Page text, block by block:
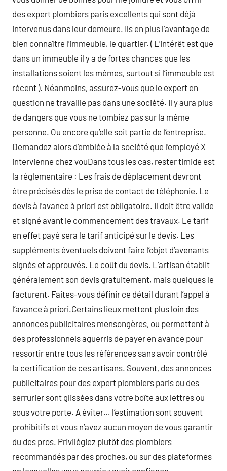
des expert plombiers paris excellents qui sont déjà
intervenus dans leur demeure. Ils en plus l’avantage de
bien connaître l’immeuble, le quartier. ( L’intérêt est que
dans un immeuble il y a de fortes chances que les
installations soient les mêmes, surtout si l’immeuble est
récent ). Néanmoins, assurez-vous que le expert en
question ne travaille pas dans une société. Il y aura plus
de dangers que vous ne tombiez pas sur la même
personne. Ou encore qu’elle soit partie de l’entreprise.
Demandez alors d’emblée à la société que l’employé X
intervienne chez vouDans tous les cas, rester timide est
la réglementaire : Les frais de déplacement devront
être précisés dès le prise de contact de téléphonie. Le
devis à l’avance à priori est obligatoire. Il doit être valide
et signé avant le commencement des travaux. Le tarif
en effet payé sera le tarif anticipé sur le devis. Les
suppléments éventuels doivent faire l’objet d’avenants
signés et approuvés. Le coût du devis. L’artisan établit
généralement son devis gratuitement, mais quelques le
facturent. Faites-vous définir ce détail durant l’appel à
l’avance à priori.Certains lieux mettent plus loin des
annonces publicitaires mensongères, ou permettent à
des professionnels aguerris de payer en avance pour
ressortir entre tous les références sans avoir contrôlé
la certification de ces artisans. Souvent, des annonces
publicitaires pour des expert plombiers paris ou des
serrurier sont glissées dans votre boîte aux lettres ou
sous votre porte. A éviter… l’estimation sont souvent
prohibitifs et vous n’avez aucun moyen de vous garantir
du des pros. Privilégiez plutôt des plombiers
recommandés par des proches, ou sur des plateformes